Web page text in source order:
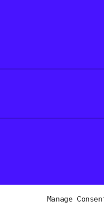
Manage